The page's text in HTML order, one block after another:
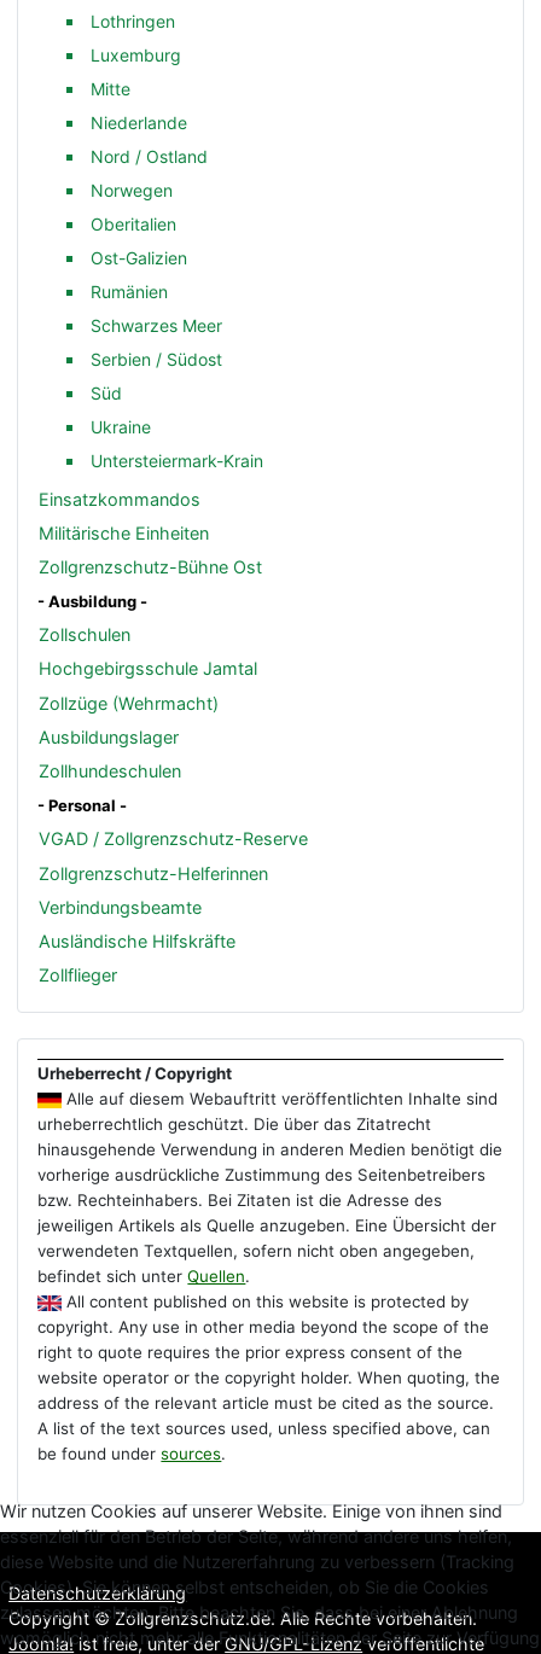
Lothringen
Luxemburg
Mitte
Niederlande
Nord / Ostland
Norwegen
Oberitalien
Ost-Galizien
Rumänien
Schwarzes Meer
Serbien / Südost
Süd
Ukraine
Untersteiermark-Krain
Einsatzkommandos
Militärische Einheiten
Zollgrenzschutz-Bühne Ost
- Ausbildung -
Zollschulen
Hochgebirgsschule Jamtal
Zollzüge (Wehrmacht)
Ausbildungslager
Zollhundeschulen
- Personal -
VGAD / Zollgrenzschutz-Reserve
Zollgrenzschutz-Helferinnen
Verbindungsbeamte
Ausländische Hilfskräfte
Zollflieger
Urheberrecht / Copyright
Alle auf diesem Webauftritt veröffentlichten Inhalte sind
urheberrechtlich geschützt. Die über das Zitatrecht
hinausgehende Verwendung in anderen Medien benötigt die
vorherige ausdrückliche Zustimmung des Seitenbetreibers
bzw. Rechteinhabers. Bei Zitaten ist die Adresse des
jeweiligen Artikels als Quelle anzugeben. Eine Übersicht der
verwendeten Textquellen, sofern nicht oben angegeben,
befindet sich unterQuellen.
All content published on this website is protected by
copyright. Any use in other media beyond the scope of the
right to quote requires the prior express consent of the
website operator or the copyright holder. When quoting, the
address of the relevant article must be cited as the source.
A list of the text sources used, unless specified above, can
be found undersources.
Datenschutzerklärung
Copyright © Zollgrenzschutz.de. Alle Rechte vorbehalten.
Joomla!ist freie, unter derGNU/GPL-Lizenzveröffentlichte
Wir nutzen Cookies auf unserer Website. Einige von ihnen sind
essenziell für den Betrieb der Seite, während andere uns helfen,
diese Website und die Nutzererfahrung zu verbessern (Tracking
Cookies). Sie können selbst entscheiden, ob Sie die Cookies
zulassen möchten. Bitte beachten Sie, dass bei einer Ablehnung
womöglich nicht mehr alle Funktionalitäten der Seite zur Verfügung